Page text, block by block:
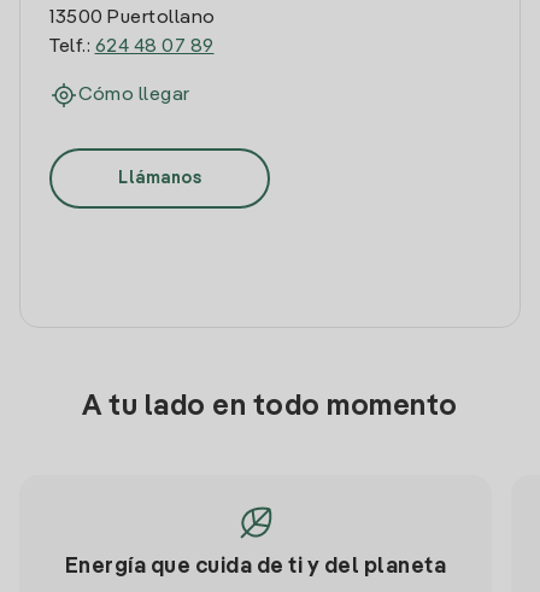
13500 Puertollano
Telf.: 624 48 07 89
Cómo llegar
Llámanos
A tu lado en todo momento
Energía que cuida de ti y del planeta